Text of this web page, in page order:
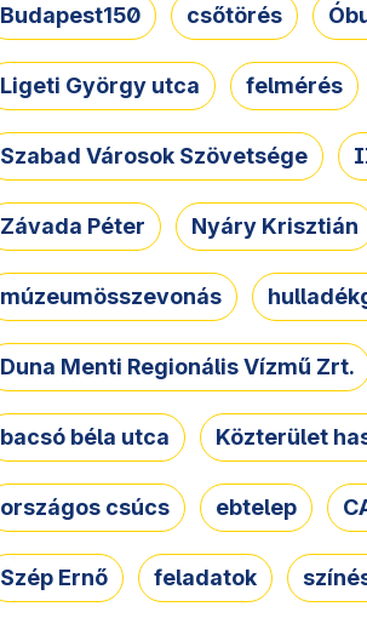
Budapest150 csőtörés
Ligeti György utca felmérés
Szabad Városok Szövetsége
Závada Péter Nyáry Krisztián
múzeumösszevonás
Duna Menti Regionális Vízmű Zrt.
bacsó béla utca Közterület
országos csúcs ebtelep
Szép Ernő feladatok